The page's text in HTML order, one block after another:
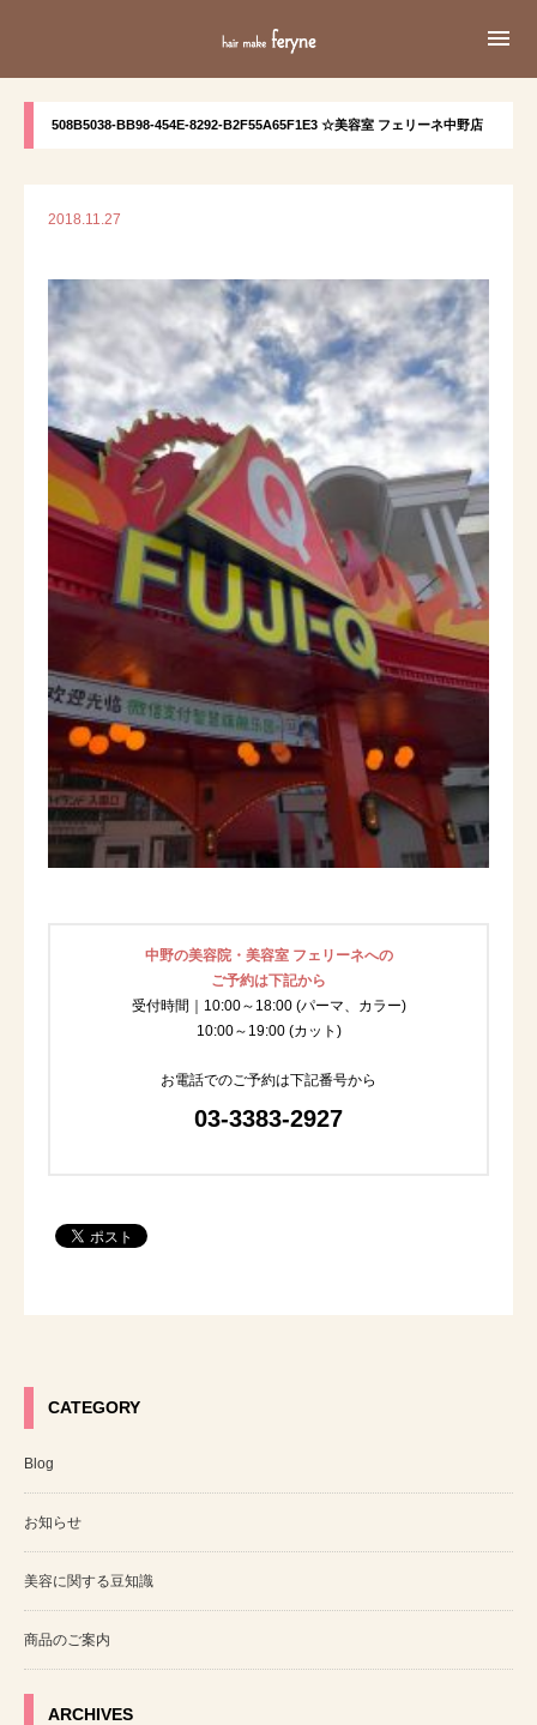

508B5038-BB98-454E-8292-B2F55A65F1E3 ☆美容室 フェリーネ中野店
2018.11.27
中野の美容院・美容室 フェリーネへの
ご予約は下記から
受付時間｜10:00～18:00 (パーマ、カラー)
10:00～19:00 (カット)
お電話でのご予約は下記番号から
03-3383-2927
CATEGORY
Blog
お知らせ
美容に関する豆知識
商品のご案内
ARCHIVES